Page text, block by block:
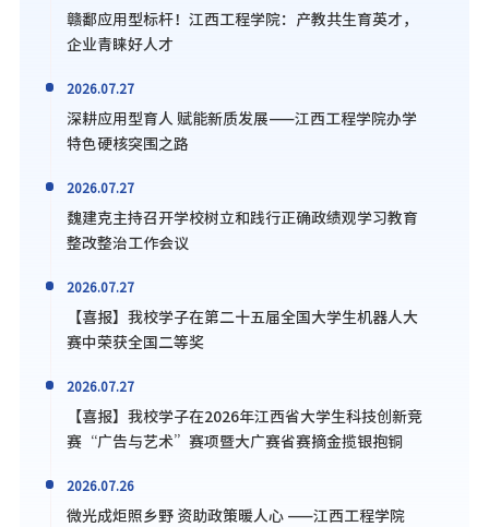
赣鄱应用型标杆！江西工程学院：产教共生育英才，
企业青睐好人才
2026.07.27
深耕应用型育人 赋能新质发展——江西工程学院办学
特色硬核突围之路
2026.07.27
魏建克主持召开学校树立和践行正确政绩观学习教育
整改整治工作会议
2026.07.27
【喜报】我校学子在第二十五届全国大学生机器人大
赛中荣获全国二等奖
2026.07.27
【喜报】我校学子在2026年江西省大学生科技创新竞
赛“广告与艺术”赛项暨大广赛省赛摘金揽银抱铜
2026.07.26
微光成炬照乡野 资助政策暖人心 ——江西工程学院